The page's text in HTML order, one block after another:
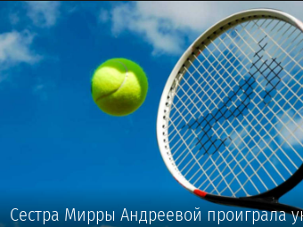
Сестра Мирры Андреевой проиграла